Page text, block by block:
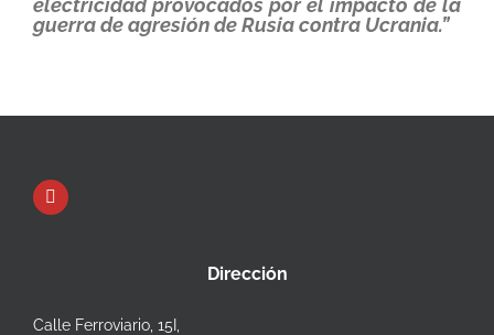
guerra de agresión de Rusia contra Ucrania.”
Dirección
Calle Ferroviario, 15I,